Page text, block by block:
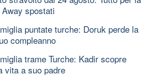
spostati
puntate turche: Doruk perde la
compleanno
trame Turche: Kadir scopre
vita a suo padre